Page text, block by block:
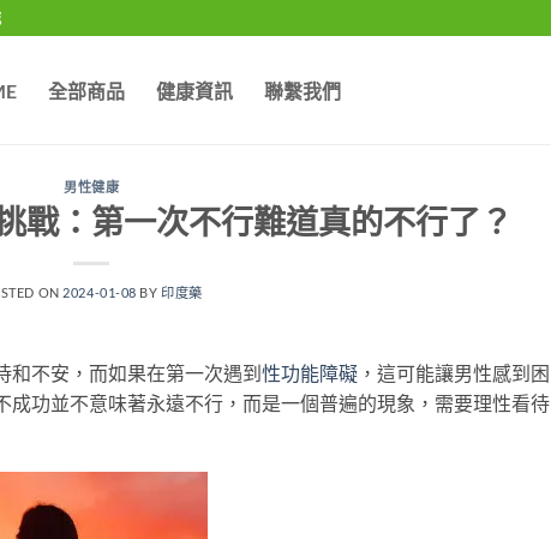
全部商品 健康資訊 聯繫我們
男性健康
戰：第一次不行難道真的不行了？
ON 2024-01-08 BY 印度藥
和不安，而如果在第一次遇到性功能障礙 ，這可能讓男性感到困
功並不意味著永遠不行，而是一個普遍的現象，需要理性看待